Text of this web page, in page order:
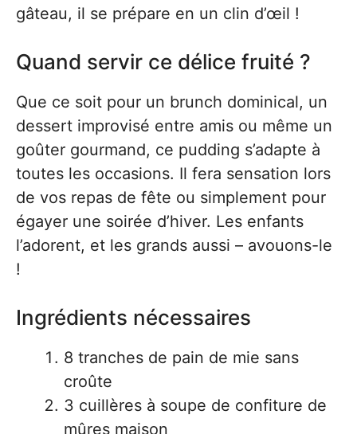
gâteau, il se prépare en un clin d’œil !
Quand servir ce délice fruité ?
Que ce soit pour un brunch dominical, un
dessert improvisé entre amis ou même un
goûter gourmand, ce pudding s’adapte à
toutes les occasions. Il fera sensation lors
de vos repas de fête ou simplement pour
égayer une soirée d’hiver. Les enfants
l’adorent, et les grands aussi – avouons-le
!
Ingrédients nécessaires
8 tranches de pain de mie sans
croûte
3 cuillères à soupe de confiture de
mûres maison